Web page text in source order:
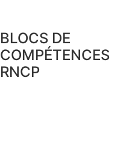
BLOCS DE
COMPÉTENCES
RNCP